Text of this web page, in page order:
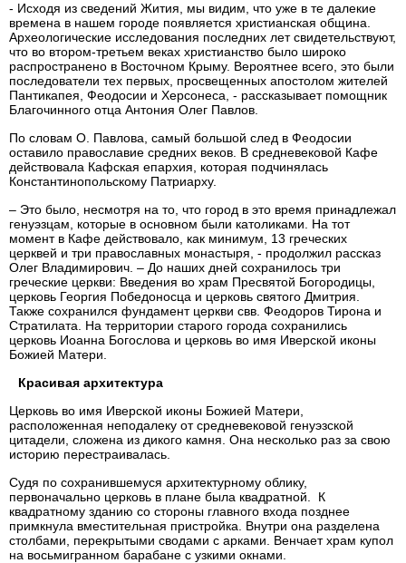
- Исходя из сведений Жития, мы видим, что уже в те далекие
времена в нашем городе появляется христианская община.
Археологические исследования последних лет свидетельствуют,
что во втором-третьем веках христианство было широко
распространено в Восточном Крыму. Вероятнее всего, это были
последователи тех первых, просвещенных апостолом жителей
Пантикапея, Феодосии и Херсонеса, - рассказывает помощник
Благочинного отца Антония Олег Павлов.
По словам О. Павлова, самый большой след в Феодосии
оставило православие средних веков. В средневековой Кафе
действовала Кафская епархия, которая подчинялась
Константинопольскому Патриарху.
– Это было, несмотря на то, что город в это время принадлежал
генуэзцам, которые в основном были католиками. На тот
момент в Кафе действовало, как минимум, 13 греческих
церквей и три православных монастыря, - продолжил рассказ
Олег Владимирович. – До наших дней сохранилось три
греческие церкви: Введения во храм Пресвятой Богородицы,
церковь Георгия Победоносца и церковь святого Дмитрия.
Также сохранился фундамент церкви свв. Феодоров Тирона и
Стратилата. На территории старого города сохранились
церковь Иоанна Богослова и церковь во имя Иверской иконы
Божией Матери.
Красивая архитектура
Церковь во имя Иверской иконы Божией Матери,
расположенная неподалеку от средневековой генуэзской
цитадели, сложена из дикого камня. Она несколько раз за свою
историю перестраивалась.
Судя по сохранившемуся архитектурному облику,
первоначально церковь в плане была квадратной. К
квадратному зданию со стороны главного входа позднее
примкнула вместительная пристройка. Внутри она разделена
столбами, перекрытыми сводами с арками. Венчает храм купол
на восьмигранном барабане с узкими окнами.